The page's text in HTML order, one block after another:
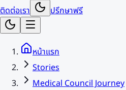
ติดต่อเรา
ปรึกษาฟรี
หน้าแรก
Stories
Medical Council Journey